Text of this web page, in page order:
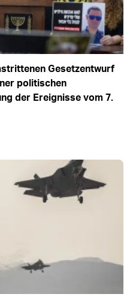
Gesetzentwurf
politischen
der Ereignisse vom 7.